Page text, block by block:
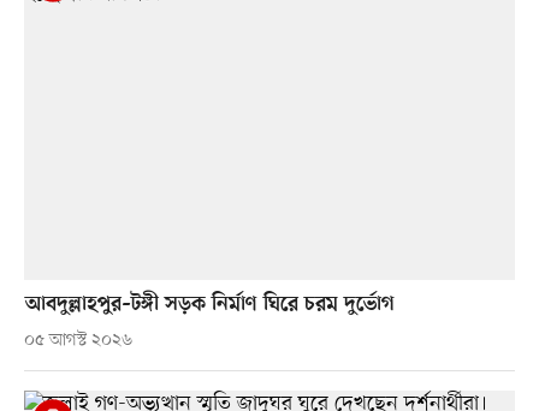
আবদুল্লাহপুর–টঙ্গী সড়ক নির্মাণ ঘিরে চরম দুর্ভোগ
০৫ আগস্ট ২০২৬